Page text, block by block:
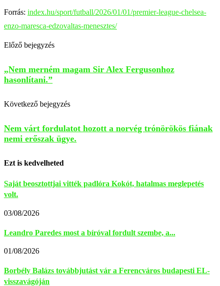
Forrás: index.hu/sport/futball/2026/01/01/premier-league-chelsea-
enzo-maresca-edzovaltas-menesztes/
Előző bejegyzés
„Nem merném magam Sir Alex Fergusonhoz
hasonlítani.”
Következő bejegyzés
Nem várt fordulatot hozott a norvég trónörökös fiának
nemi erőszak ügye.
Ezt is kedvelheted
Saját beosztottjai vitték padlóra Kokót, hatalmas meglepetés
volt.
03/08/2026
Leandro Paredes most a bíróval fordult szembe, a...
01/08/2026
Borbély Balázs továbbjutást vár a Ferencváros budapesti EL-
visszavágóján